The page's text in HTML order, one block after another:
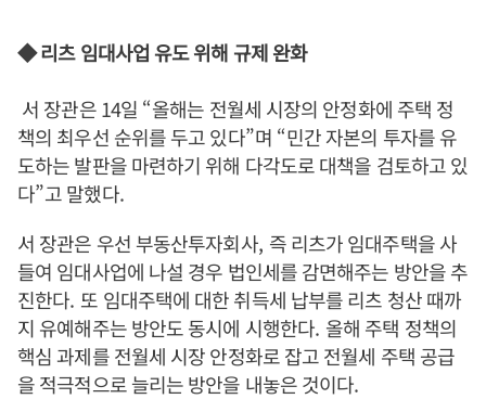
◆리츠 임대사업 유도 위해 규제 완화
서 장관은 14일 “올해는 전월세 시장의 안정화에 주택 정
책의 최우선 순위를 두고 있다”며 “민간 자본의 투자를 유
도하는 발판을 마련하기 위해 다각도로 대책을 검토하고 있
다”고 말했다.
서 장관은 우선 부동산투자회사, 즉 리츠가 임대주택을 사
들여 임대사업에 나설 경우 법인세를 감면해주는 방안을 추
진한다. 또 임대주택에 대한 취득세 납부를 리츠 청산 때까
지 유예해주는 방안도 동시에 시행한다. 올해 주택 정책의
핵심 과제를 전월세 시장 안정화로 잡고 전월세 주택 공급
을 적극적으로 늘리는 방안을 내놓은 것이다.